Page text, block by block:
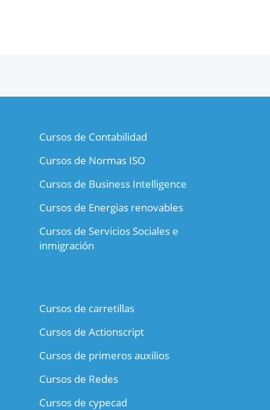
Cursos de Contabilidad
Cursos de Normas ISO
Cursos de Business Intelligence
Cursos de Energias renovables
Cursos de Servicios Sociales e
inmigración
Cursos de carretillas
Cursos de Actionscript
Cursos de primeros auxilios
Cursos de Redes
Cursos de cypecad